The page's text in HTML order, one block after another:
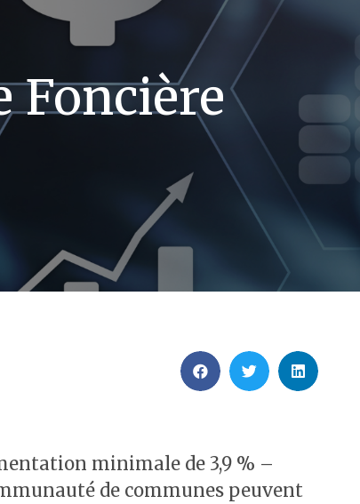
Foncière
minimale de 3,9 % –
de communes peuvent